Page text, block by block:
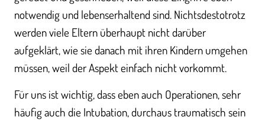
notwendig und lebenserhaltend sind. Nichtsdestotrotz
werden viele Eltern überhaupt nicht darüber
aufgeklärt, wie sie danach mit ihren Kindern umgehen
müssen, weil der Aspekt einfach nicht vorkommt.
Für uns ist wichtig, dass eben auch Operationen, sehr
häufig auch die Intubation, durchaus traumatisch sein